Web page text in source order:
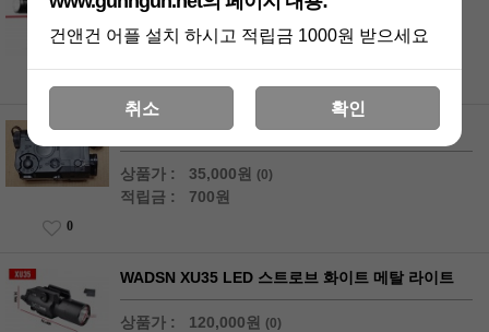
AN/PEQ-15 블랙 레드 레이져 배터리 케이스
상품가 : 35,000원 (0)
적립금 : 700원
0
WADSN XU35 LED 스트로브 화이트 메탈 라이트
상품가 : 120,000원 (0)
건앤건 어플 설치 하시고 적립금 1000원 받으세요
취소 확인